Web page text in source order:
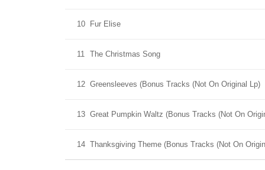
10 Fur Elise
11 The Christmas Song
12 Greensleeves (Bonus Tracks (Not On Original Lp)
13 Great Pumpkin Waltz (Bonus Tracks (Not On
14 Thanksgiving Theme (Bonus Tracks (Not On